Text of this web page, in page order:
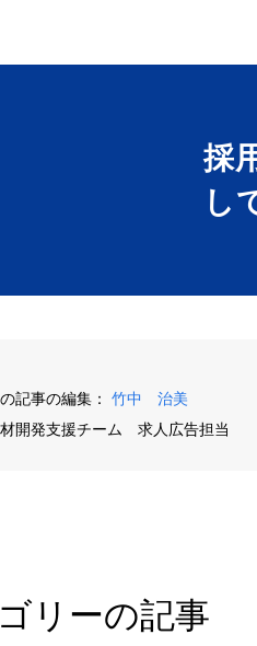
採
し
記事の編集： 竹中 治美
材開発支援チーム 求人広告担当
リーの記事